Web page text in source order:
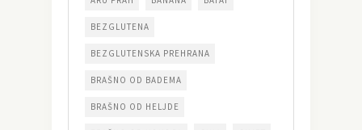
BEZGLUTENA
BEZGLUTENSKA PREHRANA
BRAŠNO OD BADEMA
BRAŠNO OD HELJDE